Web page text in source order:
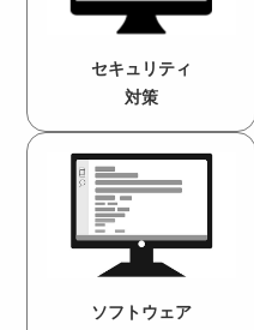
セキュリティ
対策
ソフトウェア